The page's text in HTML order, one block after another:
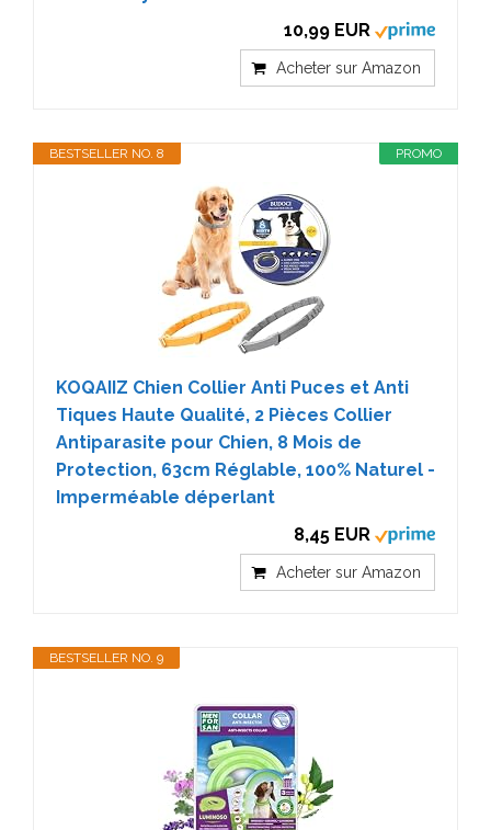
10,99 EUR
Acheter sur Amazon
PROMO
BESTSELLER NO. 8
KOQAIIZ Chien Collier Anti Puces et Anti
Tiques Haute Qualité, 2 Pièces Collier
Antiparasite pour Chien, 8 Mois de
Protection, 63cm Réglable, 100% Naturel -
Imperméable déperlant
8,45 EUR
Acheter sur Amazon
BESTSELLER NO. 9